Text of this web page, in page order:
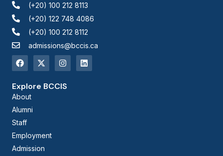
(+20) 100 212 8113
(+20) 122 748 4086
(+20) 100 212 8112
admissions@bccis.ca
Explore BCCIS
About
Alumni
Staff
Employment
Admission